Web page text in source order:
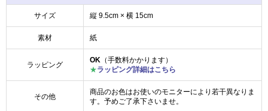
サイズ 縦 9.5cm × 横 15cm
素材 紙
ラッピング
OK （手数料かかります）
★ラッピング詳細はこちら
その他
商品のお色はお使いのモニターにより若干異なりま
す。予めご了承下さいませ。